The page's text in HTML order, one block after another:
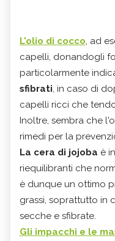
L'olio di cocco, ad
capelli, donandogli
particolarmente
sfibrati, in caso di
capelli ricci che
Inoltre, sembra che
rimedi per la
La cera di jojoba è
riequilibranti che
è dunque un ottimo
grassi, soprattutto in
secche e sfibrate.
Gli impacchi e le